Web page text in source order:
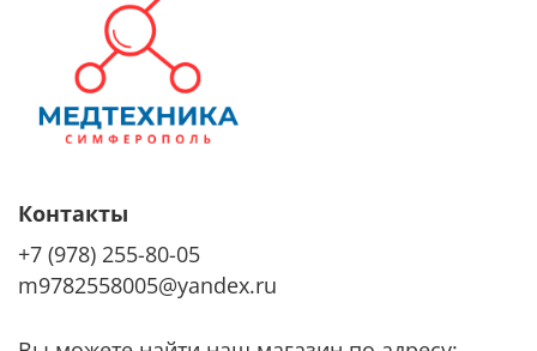
Контакты
+7 (978) 255-80-05
m9782558005@yandex.ru